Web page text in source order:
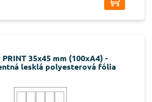
35x45 mm (100xA4) -
lesklá polyesterová fólia